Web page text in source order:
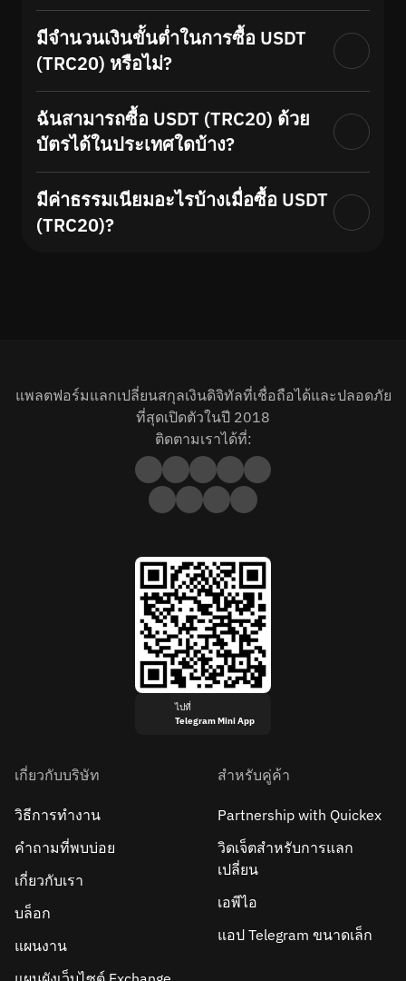
มีจำนวนเงินขั้นต่ำในการซื้อ USDT
(TRC20) หรือไม่?
ฉันสามารถซื้อ USDT (TRC20) ด้วย
บัตรได้ในประเทศใดบ้าง?
มีค่าธรรมเนียมอะไรบ้างเมื่อซื้อ USDT
(TRC20)?
แพลตฟอร์มแลกเปลี่ยนสกุลเงินดิจิทัลที่เชื่อถือได้และปลอดภัย
ที่สุดเปิดตัวในปี 2018
ติดตามเราได้ที่:
ไปที่
Telegram Mini App
เกี่ยวกับบริษัท
วิธีการทำงาน
คำถามที่พบบ่อย
เกี่ยวกับเรา
บล็อก
แผนงาน
สำหรับคู่ค้า
Partnership with Quickex
วิดเจ็ตสำหรับการแลก
เปลี่ยน
เอพีไอ
แอป Telegram ขนาดเล็ก